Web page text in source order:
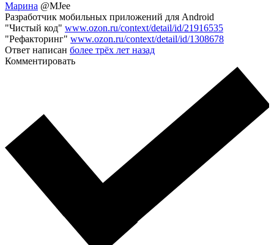
Марина @MJee
Разработчик мобильных приложений для Android
"Чистый код" www.ozon.ru/context/detail/id/21916535
"Рефакторинг" www.ozon.ru/context/detail/id/1308678
Ответ написан более трёх лет назад
Комментировать